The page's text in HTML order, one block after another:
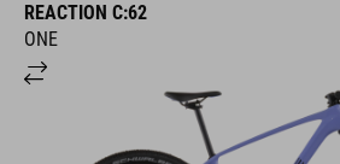
REACTION C:62
ONE